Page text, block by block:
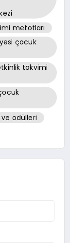
metotları
çocuk
takvimi
ödülleri